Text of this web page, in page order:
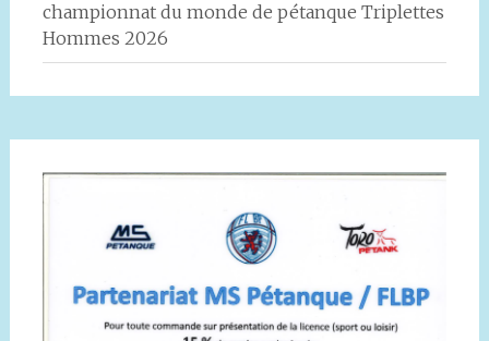
championnat du monde de pétanque Triplettes
Hommes 2026